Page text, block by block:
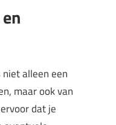
alleen een
maar ook van
dat je